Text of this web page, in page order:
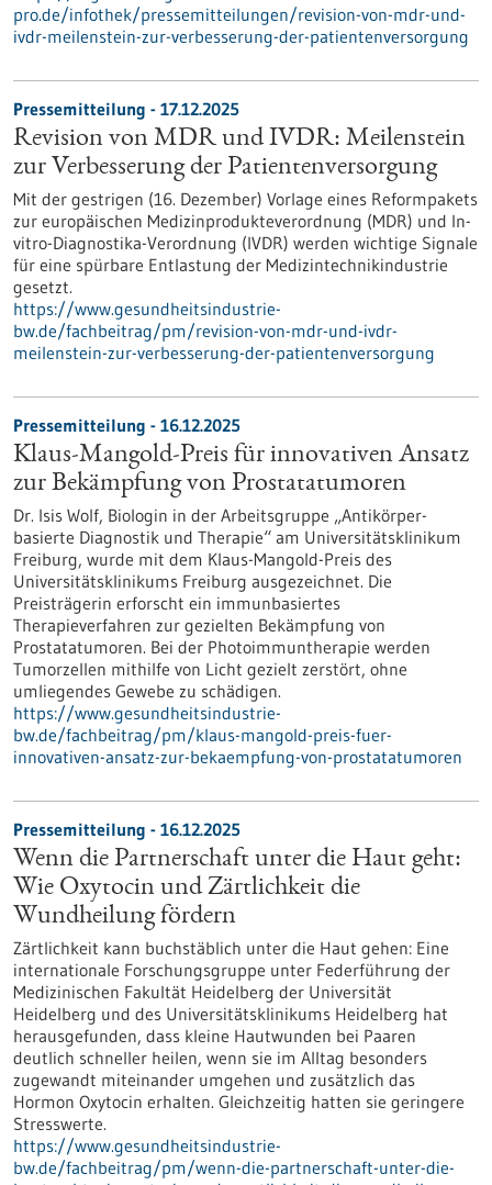
pro.de/infothek/pressemitteilungen/revision-von-mdr-und-
ivdr-meilenstein-zur-verbesserung-der-patientenversorgung
Pressemitteilung - 17.12.2025
Revision von MDR und IVDR: Meilenstein
zur Verbesserung der Patientenversorgung
Mit der gestrigen (16. Dezember) Vorlage eines Reformpakets
zur europäischen Medizinprodukteverordnung (MDR) und In-
vitro-Diagnostika-Verordnung (IVDR) werden wichtige Signale
für eine spürbare Entlastung der Medizintechnikindustrie
gesetzt.
https://www.gesundheitsindustrie-
bw.de/fachbeitrag/pm/revision-von-mdr-und-ivdr-
meilenstein-zur-verbesserung-der-patientenversorgung
Pressemitteilung - 16.12.2025
Klaus-Mangold-Preis für innovativen Ansatz
zur Bekämpfung von Prostatatumoren
Dr. Isis Wolf, Biologin in der Arbeitsgruppe „Antikörper-
basierte Diagnostik und Therapie“ am Universitätsklinikum
Freiburg, wurde mit dem Klaus-Mangold-Preis des
Universitätsklinikums Freiburg ausgezeichnet. Die
Preisträgerin erforscht ein immunbasiertes
Therapieverfahren zur gezielten Bekämpfung von
Prostatatumoren. Bei der Photoimmuntherapie werden
Tumorzellen mithilfe von Licht gezielt zerstört, ohne
umliegendes Gewebe zu schädigen.
https://www.gesundheitsindustrie-
bw.de/fachbeitrag/pm/klaus-mangold-preis-fuer-
innovativen-ansatz-zur-bekaempfung-von-prostatatumoren
Pressemitteilung - 16.12.2025
Wenn die Partnerschaft unter die Haut geht:
Wie Oxytocin und Zärtlichkeit die
Wundheilung fördern
Zärtlichkeit kann buchstäblich unter die Haut gehen: Eine
internationale Forschungsgruppe unter Federführung der
Medizinischen Fakultät Heidelberg der Universität
Heidelberg und des Universitätsklinikums Heidelberg hat
herausgefunden, dass kleine Hautwunden bei Paaren
deutlich schneller heilen, wenn sie im Alltag besonders
zugewandt miteinander umgehen und zusätzlich das
Hormon Oxytocin erhalten. Gleichzeitig hatten sie geringere
Stresswerte.
https://www.gesundheitsindustrie-
bw.de/fachbeitrag/pm/wenn-die-partnerschaft-unter-die-